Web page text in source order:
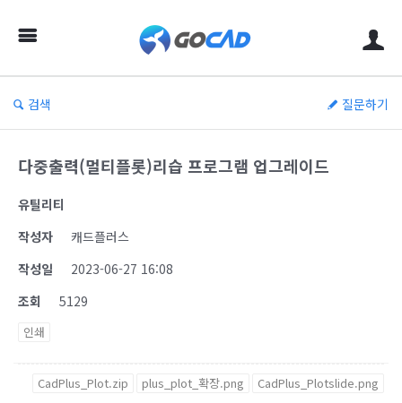
검색 질문하기
다중출력(멀티플롯)리습 프로그램 업그레이드
유틸리티
작성자
캐드플러스
작성일
2023-06-27 16:08
조회
5129
인쇄
CadPlus_Plot.zip plus_plot_확장.png CadPlus_Plotslide.png